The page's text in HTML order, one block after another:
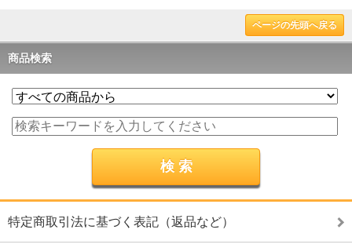
ページの先頭へ戻る
商品検索
特定商取引法に基づく表記（返品など）